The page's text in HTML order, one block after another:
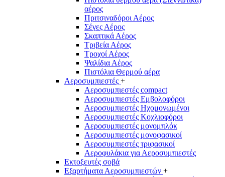
αέρος
Πριτσιναδόροι Αέρος
Σέγες Αέρος
Σκαπτικά Αέρος
Τριβεία Αέρος
Τροχοί Αέρος
Ψαλίδια Αέρος
Πιστόλια Θερμού αέρα
Αεροσυμπιεστές +
Αεροσυμπιεστές compact
Αεροσυμπιεστές Εμβολοφόροι
Αεροσυμπιεστές Ηχομονωμένοι
Αεροσυμπιεστές Κοχλιοφόροι
Αεροσυμπιεστές μονομπλόκ
Αεροσυμπιεστές μονοφασικοί
Αεροσυμπιεστές τριφασικοί
Αεροφυλάκια για Αεροσυμπιεστές
Εκτοξευτές σοβά
Εξαρτήματα Αεροσυμπιεστών +